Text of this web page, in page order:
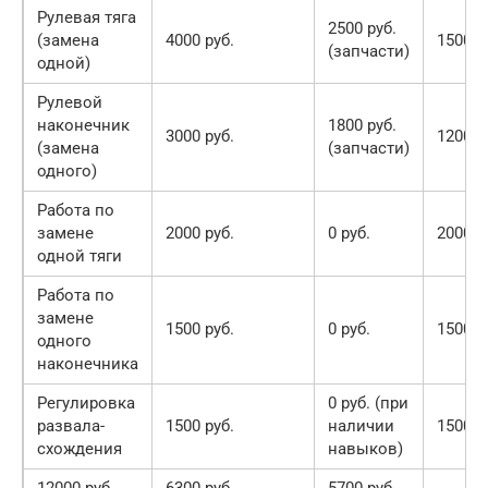
Рулевая тяга
(замена
одной)
4000 руб.
2500 руб.
(запчасти)
1500
Рулевой
наконечник
(замена
одного)
3000 руб.
1800 руб.
(запчасти)
1200
Работа по
замене
одной тяги
2000 руб. 0 руб. 2000
Работа по
замене
одного
наконечника
1500 руб. 0 руб. 1500
Регулировка
развала-
схождения
1500 руб.
0 руб. (при
наличии
навыков)
1500